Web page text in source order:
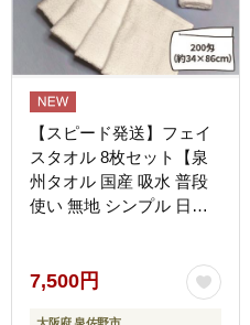
【スピード発送】フェイ
スタオル 8枚セット【泉
州タオル 国産 吸水 普段
使い 無地 シンプル 日用
7,500円